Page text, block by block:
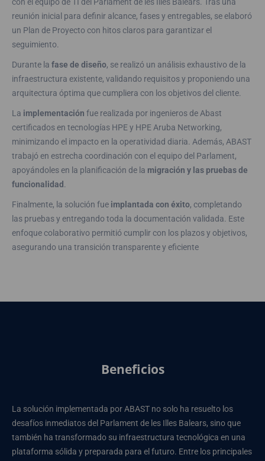
con el equipo de TI del Parlament de les Illes Balears. Tras una
reunión inicial para definir alcance, fases y entregables, se elaboró
un Plan de Proyecto con hitos claros para garantizar el
seguimiento.
Durante la fase de diseño, se realizó un análisis exhaustivo de la
infraestructura existente, validando requisitos y proponiendo una
arquitectura óptima que cumpliera con los objetivos del cliente.
La implementación fue realizada por ingenieros de Abast
certificados en tecnologías HPE y HPE Aruba Networking,
minimizando el impacto en la operatividad diaria. Además, ABAST
trabajó en estrecha coordinación con el equipo del Parlament,
apoyándoles en la planificación de la migración y las pruebas de
funcionalidad .
Finalmente, la solución fue implantada con éxito, completando
las pruebas y entregando toda la documentación validada. Este
enfoque colaborativo permitió cumplir con los plazos y objetivos,
asegurando una transición transparente y eficiente
Beneficios
La solución implementada por ABAST no solo ha resuelto los
desafíos inmediatos del Parlament de les Illes Balears, sino que
también ha transformado su infraestructura tecnológica en una
plataforma sólida y preparada para el futuro. Entre los principales